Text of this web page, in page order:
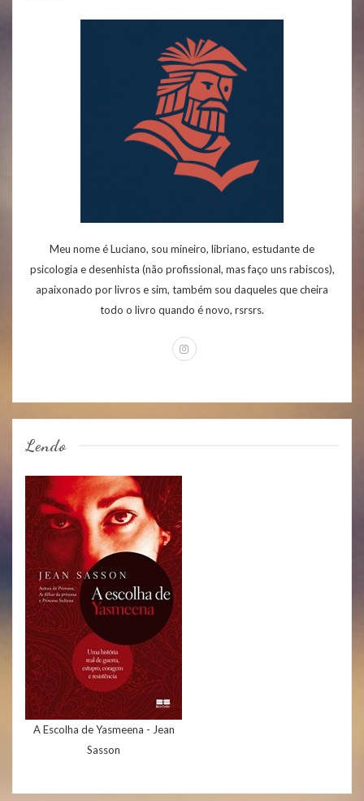
Meu nome é Luciano, sou mineiro, libriano, estudante de
psicologia e desenhista (não profissional, mas faço uns rabiscos),
apaixonado por livros e sim, também sou daqueles que cheira
todo o livro quando é novo, rsrsrs.
Lendo
A Escolha de Yasmeena - Jean
Sasson